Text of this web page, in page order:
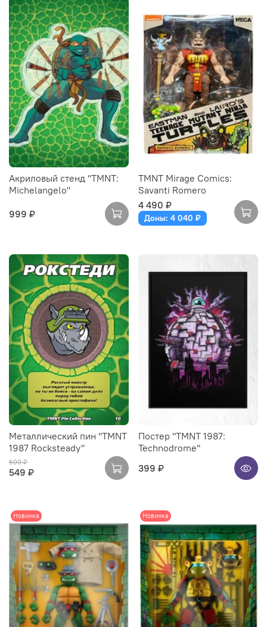
Акриловый стенд "TMNT:
Michelangelo"
999 ₽
TMNT Mirage Comics:
Savanti Romero
4 490 ₽
Доны: 4 040 ₽
Металлический пин "TMNT
1987 Rocksteady"
600 ₽
549 ₽
Постер "TMNT 1987:
Technodrome"
399 ₽
Новинка Новинка